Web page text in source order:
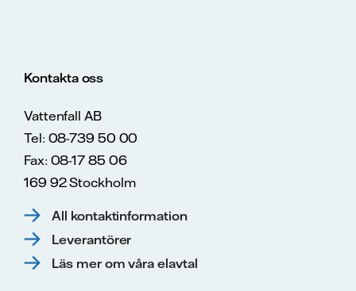
Kontakta oss
Vattenfall AB
Tel: 08-739 50 00
Fax: 08-17 85 06
169 92 Stockholm
All kontaktinformation
Leverantörer
Läs mer om våra elavtal